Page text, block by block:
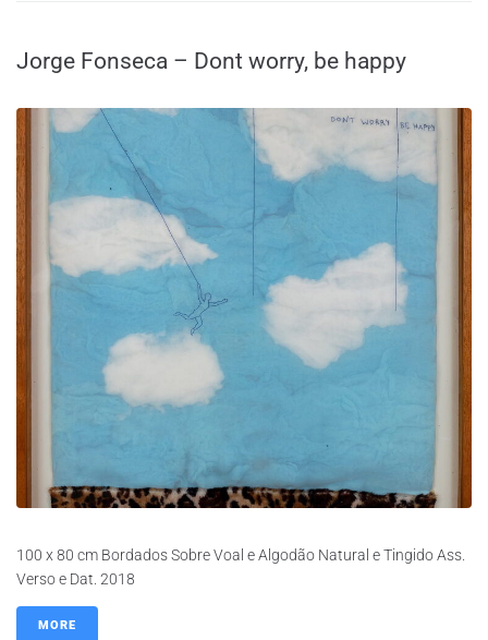
Jorge Fonseca – Dont worry, be happy
100 x 80 cm Bordados Sobre Voal e Algodão Natural e Tingido Ass.
Verso e Dat. 2018
MORE